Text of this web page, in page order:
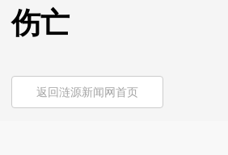
伤亡
返回涟源新闻网首页